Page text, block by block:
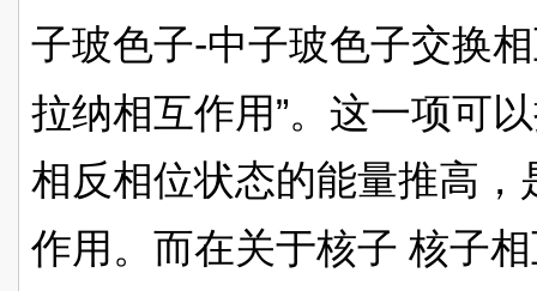
子玻色子-中子玻色子交换
拉纳相互作用”。这一项可
相反相位状态的能量推高
作用。而在关于核子 核子